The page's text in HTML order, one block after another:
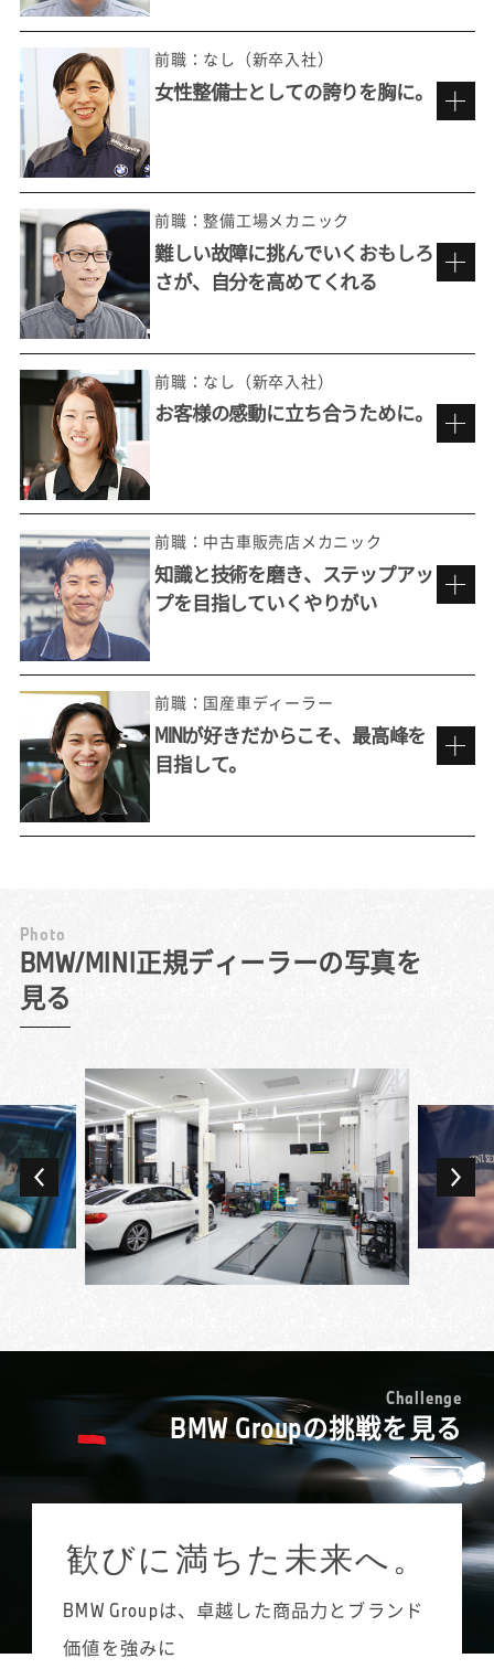
整備の最先端を極めていくおもしろさ
現在のディーラーへの転職は、私にとっては
「再入社」でした。新卒入社後に約7年間テク
ニシャンとして働いたのちに、他社を経験。
それでもやはりBMWでの仕事のおもしろさが
忘れられず、かつての上司に声をかけていた
だいたのを機に元の環境での再スタートを切
りました。
前職の中古車販売店では、メーカーを問わず
様々な車種を扱える良さは感じていたもの
の、故障診断や整備そのものをどこまでも追
求していける楽しさは正規ディーラーならで
は。BMWには専用の診断機（テスター）があ
り、それが車に搭載されたコンピュータと連
れにより、診断方法やトラブルシューティン
グのあり方もどんどん進化し、私たちはいつ
もその最先端で働けるというのはすごいこと
だと思います。
前職：なし（新卒入社）
女性整備士としての誇りを胸に。
ただ直すだけではない。
お客様の想いを実現する。
預かったお客様のクルマは1人の担当が隅々ま
で見ます。預かっている以上は『お客様の大
切な想いがこめられている特別な1台』という
ことを忘れずに、傷や汚れなどに細心の注意
を払い整備にあたります。
整備士という仕事をする中で男性に劣る部分
ムーズに仕事を行うのは難しかったです。
だからこそ自分で工具を工夫して使うことで
お客様への品質に差が出ないようにしていま
お客様の言葉をそのまま認識するのではな
く、その意図を徹底的に考え抜いて、お客様
の思い描く理想の状態にするということを認
識して対応しています。そのような意識で仕
事をしているからこそ、お客様に「本当にあ
りがとう」と言われた時の歓びも大きいで
す。お客様の幸せの縁の下の力持ちという感
じですかね。
前職：整備工場メカニック
難しい故障に挑んでいくおもしろ
さが、自分を高めてくれる
もっと整備を追求したいという思い
民間の整備工場でメカニックをしていた前職
断機などの専用ツールや車両の資料がないた
め、結局は正規ディーラーにお客様の車を任
せることになるくやしさを感じていました。
もっと整備業を極めたいと転職を決め、BMW
が7年前です。
BMW車は先進的なだけに難しそうなイメージ
が先行していましたが、いざ働いてみると故
障診断や修理のルールが明確で、しっかりと
体系化されていることにまず驚きました。
「ステップを踏んで進めていけば、答えにた
どり着くようになっている」というのは、
BMW車を初めて扱う上でも安心材料になりま
す。eラーニングと座学、実習を組み合わせた
前職：なし（新卒入社）
お客様の感動に立ち合うために。
今でも忘れられない
お客様からの「ありがとう」。
今でも一番やりがいを感じるのが故障探求で
見つけて、自分の手で直したときのやりがい
は格別です。お客様もMINIを専門に扱うテク
ニシャンの知識や技術を求めてご来店いただ
いているので、できる限りご期待に応えたい
と思っています。あるときには、お客様のク
ルマに不具合があるものの、その不具合が出
るタイミングがわからないということがあっ
たのですが、何度も確認する中で故障を見つ
けることができ、直すことができました。そ
もうれしかったですね。
故障探求をする際には、「絶対これだろう」
と決めつけると重要なものを見逃してしまう
ことがあるので、「多分これかな」というく
らいに留めて進めるようにしています。めず
し、冊子にして後輩たちにも渡しています。
前職：中古車販売店メカニック
知識と技術を磨き、ステップアッ
プを目指していくやりがい
資格制度から生まれる仕事への誇り
専門学校を卒業後、ずっと国産車の整備をし
てきたのですが、自分でMINIを購入したのを
機にその魅力に引き込まれ、仕事でも扱って
みたいと思うようになり転職を決めました。
入社してまず印象的だったのは、先輩テクニ
シャンたちのレベルの高さ。MINIだけに限ら
かと身にしみて感じたのを覚えています。
教育プログラムの充実ぶりは予想以上でし
た。MINIの独自資格の頂点・マイスターを目
指す各段階で、レベルに合った様々な研修が
設定されていて、やる気次第でどんどん知識
ステップアップを目指す楽しさややりがいが
あり、自分の仕事への誇りを持てるのがマイ
スター制度の良さだと思います。
前職：国産車ディーラー
MINIが好きだからこそ、最高峰を
目指して。
MINIマイスターを目標に。
とも仕事の魅力の一つです。多くの人にとっ
と思っています。このオーバーオールを着る
ことで、MINIのテクニシャンであるという誇
りを感じることができます。
MINIのテクニシャンは試験を受けることで、
ジュニア・テクニシャンからMINIテクニシャ
して最高峰であるMINIマイスターへと昇格す
ることができます。まずは着実にMINIテクニ
シャンに昇格し、将来的にはMINIシニア・テ
クニシャンやMINIマイスターを目指したいで
すね。かなり勉強しないと難しいですが、い
Photo
BMW/MINI正規ディーラーの写真を
見る
Challenge
BMW Groupの挑戦を見る
歓びに満ちた未来へ。
BMW Groupは、卓越した商品力とブランド
価値を強みに